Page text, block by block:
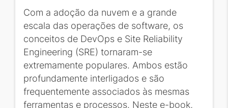
Com a adoção da nuvem e a grande
escala das operações de software, os
conceitos de DevOps e Site Reliability
Engineering (SRE) tornaram-se
extremamente populares. Ambos estão
profundamente interligados e são
frequentemente associados às mesmas
ferramentas e processos. Neste e-book,